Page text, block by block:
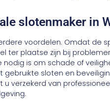
slotenmaker in
voordelen. Omdat de
ter plaatse zijn bij
is om schade of
sloten en
u verzekerd van